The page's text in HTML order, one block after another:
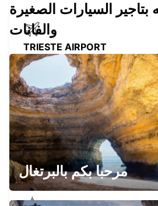
TRIESTE AIRPORT
RONCHI DEI LEGIONARI - ITALY
NOVA GORICA DOWNTOWN
NOVA GORICA - SLOVENIA
السيارات الصغيرة
والفانات
مرحبا بكم بالبرتغال